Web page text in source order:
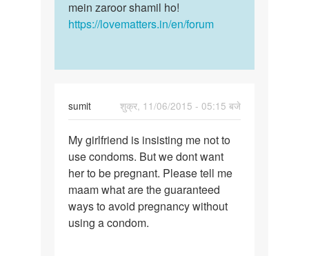
mein zaroor shamil ho!
https://lovematters.in/en/forum
sumit
शुक्र, 11/06/2015 - 05:15 बजे
My
girlfriend
is
insisting
me
My girlfriend is insisting me not to
use condoms. But we dont want
her to be pregnant. Please tell me
maam what are the guaranteed
ways to avoid pregnancy without
using a condom.